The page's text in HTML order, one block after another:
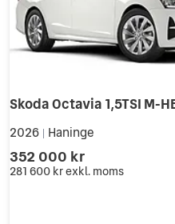
2026 Haninge
352 000 kr
281 600 krexkl. moms